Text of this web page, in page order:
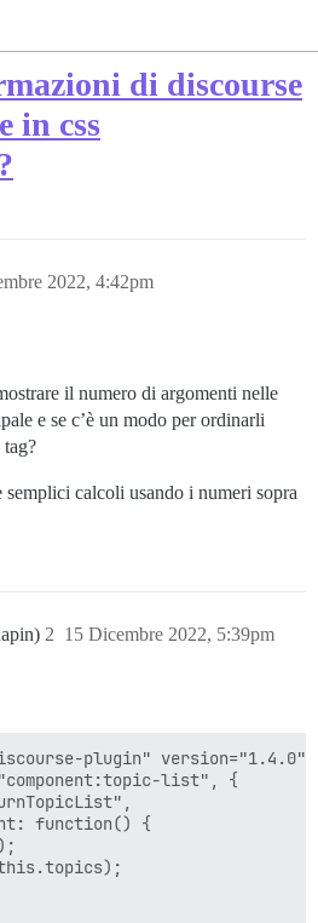
di discourse
in css
2022, 4:42pm
il numero di argomenti nelle
e se c’è un modo per ordinarli
semplici calcoli usando i numeri sopra
15 Dicembre 2022, 5:39pm
2
plugin" version="1.4.0">
list", {
function() {